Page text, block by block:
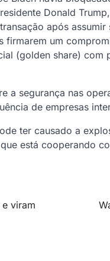
Donald
após
um
(golden share)
a segurança nas
de empresas
ter causado a
está cooperando
viram